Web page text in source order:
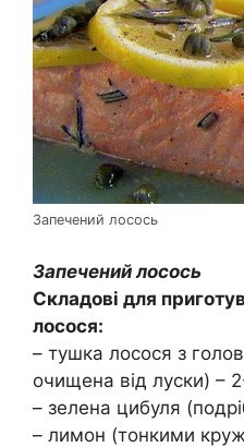
Запечений лосось
Запечений лосось
Складові для
лосося:
– тушка лосося з
очищена від луски) –
– зелена цибуля
– лимон (тонкими